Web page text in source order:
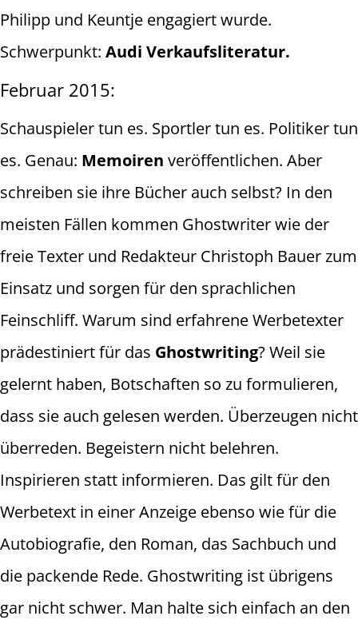
Philipp und Keuntje engagiert wurde.
Schwerpunkt: Audi Verkaufsliteratur.
Februar 2015:
Schauspieler tun es. Sportler tun es. Politiker tun
es. Genau: Memoiren veröffentlichen. Aber
schreiben sie ihre Bücher auch selbst? In den
meisten Fällen kommen Ghostwriter wie der
freie Texter und Redakteur Christoph Bauer zum
Einsatz und sorgen für den sprachlichen
Feinschliff. Warum sind erfahrene Werbetexter
prädestiniert für das Ghostwriting? Weil sie
gelernt haben, Botschaften so zu formulieren,
dass sie auch gelesen werden. Überzeugen nicht
überreden. Begeistern nicht belehren.
Inspirieren statt informieren. Das gilt für den
Werbetext in einer Anzeige ebenso wie für die
Autobiografie, den Roman, das Sachbuch und
die packende Rede. Ghostwriting ist übrigens
gar nicht schwer. Man halte sich einfach an den